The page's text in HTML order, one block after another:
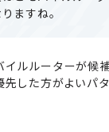
ますね。
イルルーターが候
先した方がよいパ